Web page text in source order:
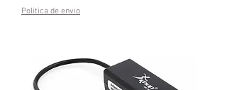
Politica de envio